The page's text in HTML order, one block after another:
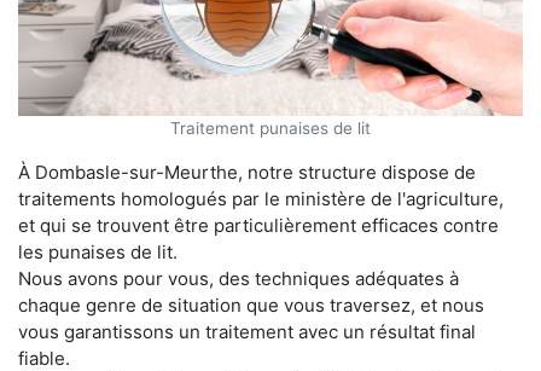
Traitement punaises de lit
À Dombasle-sur-Meurthe, notre structure dispose de
traitements homologués par le ministère de l'agriculture,
et qui se trouvent être particulièrement efficaces contre
les punaises de lit.
Nous avons pour vous, des techniques adéquates à
chaque genre de situation que vous traversez, et nous
vous garantissons un traitement avec un résultat final
fiable.